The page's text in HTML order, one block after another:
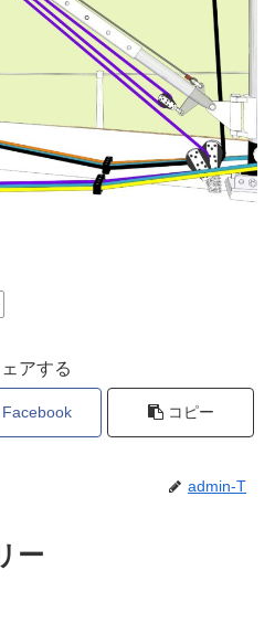
アする
Facebook コピー
admin-T
ー